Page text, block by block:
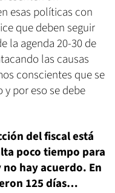
esas políticas con
que deben seguir
la agenda 20-30 de
las causas
conscientes que se
por eso se debe
del fiscal está
poco tiempo para
hay acuerdo. En
125 días…